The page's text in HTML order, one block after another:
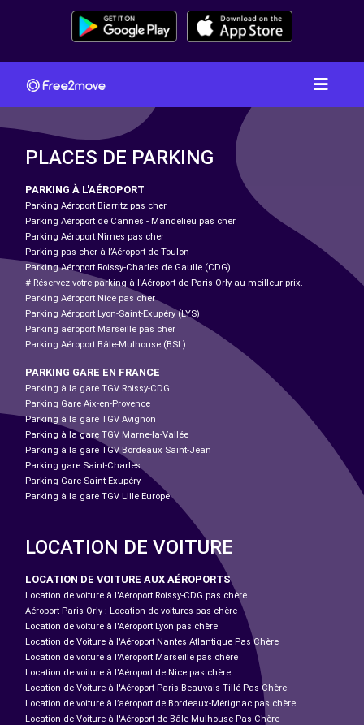
PLACES DE PARKING
PARKING À L'AÉROPORT
Parking Aéroport Biarritz pas cher
Parking Aéroport de Cannes - Mandelieu pas cher
Parking Aéroport Nîmes pas cher
Parking pas cher à l’Aéroport de Toulon
Parking Aéroport Roissy-Charles de Gaulle (CDG)
# Réservez votre parking à l'Aéroport de Paris-Orly au meilleur prix.
Parking Aéroport Nice pas cher
Parking Aéroport Lyon-Saint-Exupéry (LYS)
Parking aéroport Marseille pas cher
Parking Aéroport Bâle-Mulhouse (BSL)
PARKING GARE EN FRANCE
Parking à la gare TGV Roissy-CDG
Parking Gare Aix-en-Provence
Parking à la gare TGV Avignon
Parking à la gare TGV Marne-la-Vallée
Parking à la gare TGV Bordeaux Saint-Jean
Parking gare Saint-Charles
Parking Gare Saint Exupéry
Parking à la gare TGV Lille Europe
LOCATION DE VOITURE
LOCATION DE VOITURE AUX AÉROPORTS
Location de voiture à l'Aéroport Roissy-CDG pas chère
Aéroport Paris-Orly : Location de voitures pas chère
Location de voiture à l'Aéroport Lyon pas chère
Location de Voiture à l'Aéroport Nantes Atlantique Pas Chère
Location de voiture à l'Aéroport Marseille pas chère
Location de voiture à l'Aéroport de Nice pas chère
Location de Voiture à l'Aéroport Paris Beauvais-Tillé Pas Chère
Location de voiture à l’aéroport de Bordeaux-Mérignac pas chère
Location de Voiture à l'Aéroport de Bâle-Mulhouse Pas Chère